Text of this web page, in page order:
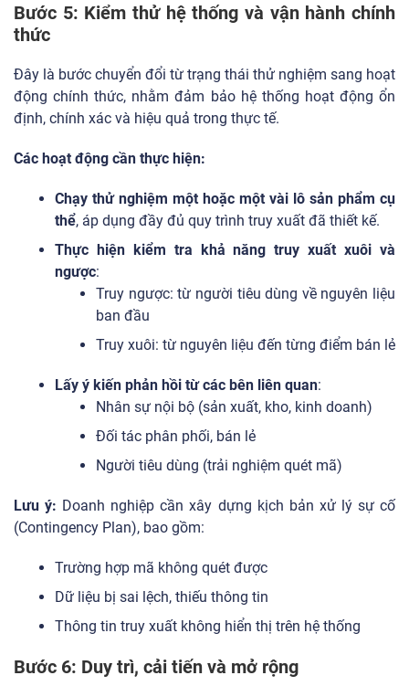
Bước 5: Kiểm thử hệ thống và vận hành chính
thức
Đây là bước chuyển đổi từ trạng thái thử nghiệm sang hoạt
động chính thức, nhằm đảm bảo hệ thống hoạt động ổn
định, chính xác và hiệu quả trong thực tế.
Các hoạt động cần thực hiện:
Chạy thử nghiệm một hoặc một vài lô sản phẩm cụ
thể, áp dụng đầy đủ quy trình truy xuất đã thiết kế.
Thực hiện kiểm tra khả năng truy xuất xuôi và
ngược:
Truy ngược: từ người tiêu dùng về nguyên liệu
ban đầu
Truy xuôi: từ nguyên liệu đến từng điểm bán lẻ
Lấy ý kiến phản hồi từ các bên liên quan:
Nhân sự nội bộ (sản xuất, kho, kinh doanh)
Đối tác phân phối, bán lẻ
Người tiêu dùng (trải nghiệm quét mã)
Lưu ý: Doanh nghiệp cần xây dựng kịch bản xử lý sự cố
(Contingency Plan), bao gồm:
Trường hợp mã không quét được
Dữ liệu bị sai lệch, thiếu thông tin
Thông tin truy xuất không hiển thị trên hệ thống
Bước 6: Duy trì, cải tiến và mở rộng